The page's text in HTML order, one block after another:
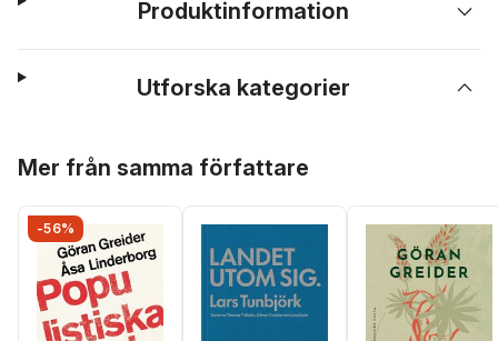
Produktinformation
Utforska kategorier
Mer från samma författare
-56%